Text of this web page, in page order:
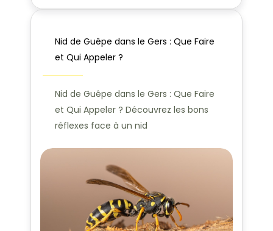
Nid de Guêpe dans le Gers : Que Faire
et Qui Appeler ?
Nid de Guêpe dans le Gers : Que Faire
et Qui Appeler ? Découvrez les bons
réflexes face à un nid